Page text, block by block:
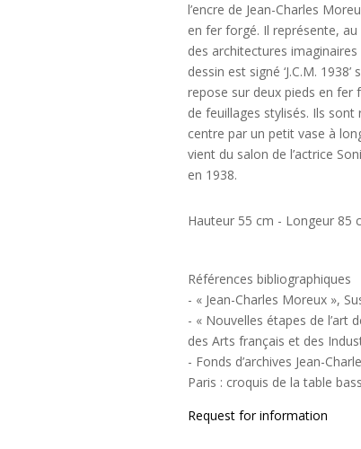
l’encre de Jean-Charles
en fer forgé. Il représente,
des architectures
dessin est signé ‘J.C.M.
repose sur deux pieds en
de feuillages stylisés. Ils
centre par un petit vase à
vient du salon de l’actrice
en 1938.
Hauteur 55 cm - Longeur 85
Références bibliographiques
- « Jean-Charles Moreux »,
- « Nouvelles étapes de l’art
des Arts français et des
- Fonds d’archives Jean-
Paris : croquis de la table
Request for information